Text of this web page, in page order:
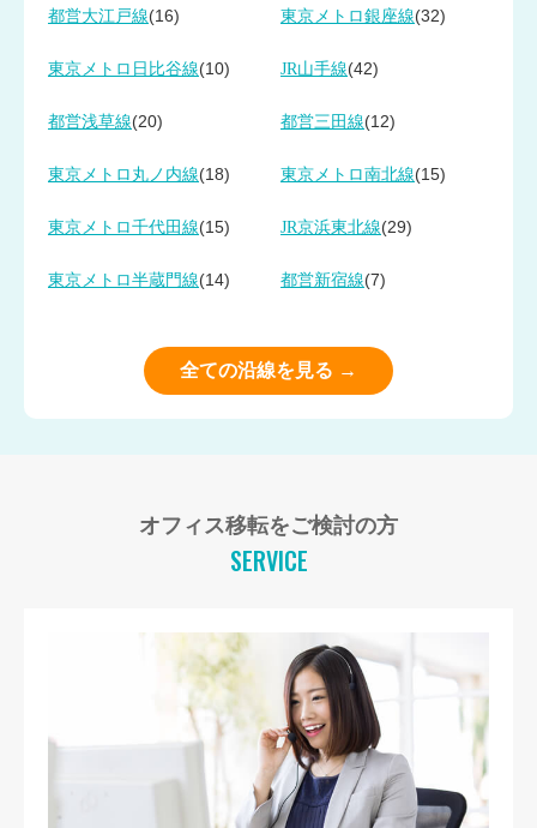
都営大江戸線(16) 東京メトロ銀座線(32)
東京メトロ日比谷線(10) JR山手線(42)
都営浅草線(20) 都営三田線(12)
東京メトロ丸ノ内線(18) 東京メトロ南北線(15)
東京メトロ千代田線(15) JR京浜東北線(29)
東京メトロ半蔵門線(14) 都営新宿線(7)
全ての沿線を見る →
オフィス移転をご検討の方
SERVICE